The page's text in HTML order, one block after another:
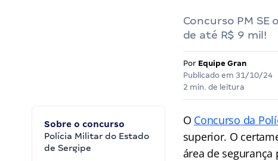
Concurso PM
de até R$ 9 mil!
Por Equipe Gran
Publicado em 31/10/24
2 min. de leitura
Sobre o concurso
Polícia Militar do Estado
de Sergipe
O Concurso da
superior. O
área de segurança